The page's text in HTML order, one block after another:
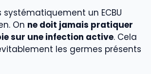
systématiquement un ECBU
On ne doit jamais pratiquer
sur une infection active. Cela
les germes présents